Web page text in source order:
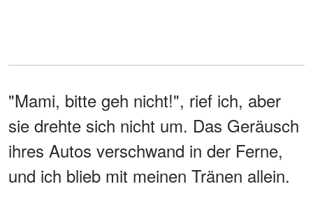
"Mami, bitte geh nicht!", rief ich, aber
sie drehte sich nicht um. Das Geräusch
ihres Autos verschwand in der Ferne,
und ich blieb mit meinen Tränen allein.